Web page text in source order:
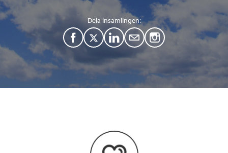
Dela insamlingen:
F
T
e
L
i
M